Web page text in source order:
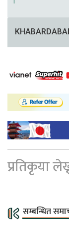
प्रतिकृया
सम्बन्धित